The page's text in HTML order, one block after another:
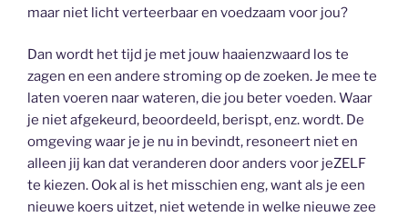
maar niet licht verteerbaar en voedzaam voor jou?
Dan wordt het tijd je met jouw haaienzwaard los te
zagen en een andere stroming op de zoeken. Je mee te
laten voeren naar wateren, die jou beter voeden. Waar
je niet afgekeurd, beoordeeld, berispt, enz. wordt. De
omgeving waar je je nu in bevindt, resoneert niet en
alleen jij kan dat veranderen door anders voor jeZELF
te kiezen. Ook al is het misschien eng, want als je een
nieuwe koers uitzet, niet wetende in welke nieuwe zee